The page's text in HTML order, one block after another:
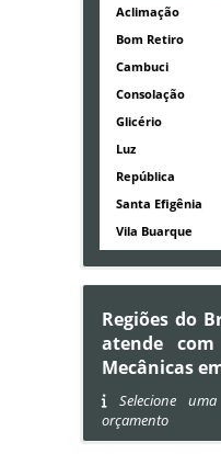
Aclimação
Bom Retiro
Cambuci
Consolação
Glicério
Luz
República
Santa Efigênia
Vila Buarque
Regiões do
atende
Mecânicas
Selecione
orçamento